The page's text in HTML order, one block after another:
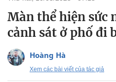
Màn thể hiện sức
cảnh sát ở phố đi
Hoàng Hà
Xem các bài viết của tác giả